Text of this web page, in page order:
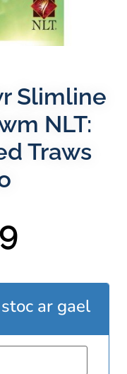
Slimline
NLT:
Traws
ar gael